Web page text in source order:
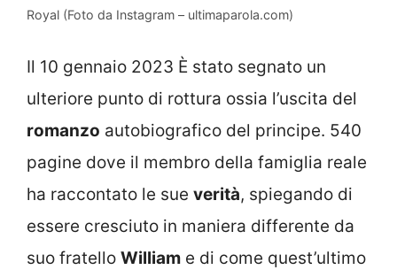
Royal (Foto da Instagram – ultimaparola.com)
Il 10 gennaio 2023 È stato segnato un
ulteriore punto di rottura ossia l’uscita del
romanzo autobiografico del principe. 540
pagine dove il membro della famiglia reale
ha raccontato le sue verità, spiegando di
essere cresciuto in maniera differente da
suo fratello William e di come quest’ultimo